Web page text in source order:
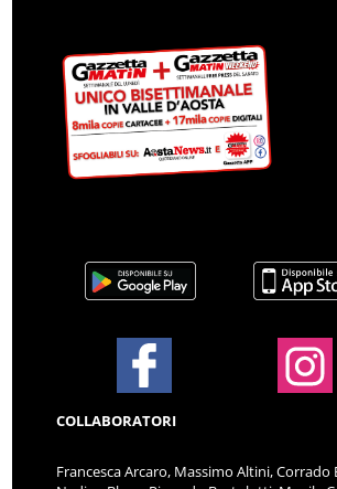
COLLABORATORI
Francesca Arcaro, Massimo Altini, Corrado